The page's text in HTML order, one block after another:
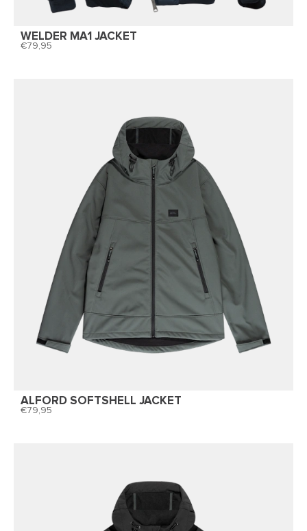
WELDER MA1 JACKET
79,95
ALFORD SOFTSHELL JACKET
79,95